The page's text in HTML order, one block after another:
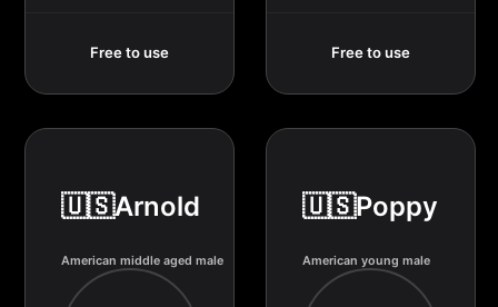
Free to use Free to use
🇺🇸Arnold
American middle aged male
🇺🇸Poppy
American young male